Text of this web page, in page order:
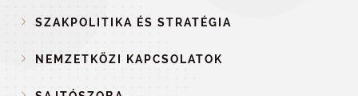
SZAKPOLITIKA ÉS STRATÉGIA
NEMZETKÖZI KAPCSOLATOK